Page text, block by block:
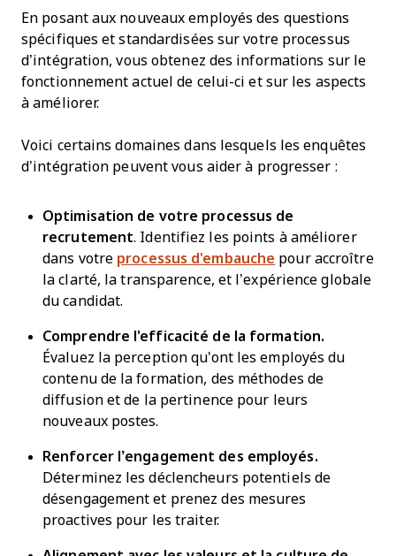
En posant aux nouveaux employés des questions
spécifiques et standardisées sur votre processus
d’intégration, vous obtenez des informations sur le
fonctionnement actuel de celui-ci et sur les aspects
à améliorer.
Voici certains domaines dans lesquels les enquêtes
d’intégration peuvent vous aider à progresser :
Optimisation de votre processus de
recrutement. Identifiez les points à améliorer
dans votre processus d'embauche pour accroître
la clarté, la transparence, et l’expérience globale
du candidat.
Comprendre l'efficacité de la formation.
Évaluez la perception qu'ont les employés du
contenu de la formation, des méthodes de
diffusion et de la pertinence pour leurs
nouveaux postes.
Renforcer l’engagement des employés.
Déterminez les déclencheurs potentiels de
désengagement et prenez des mesures
proactives pour les traiter.